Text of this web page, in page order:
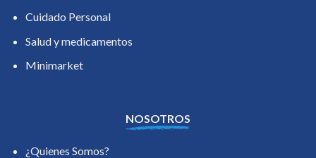
Cuidado Personal
Salud y medicamentos
Minimarket
NOSOTROS
¿Quienes Somos?